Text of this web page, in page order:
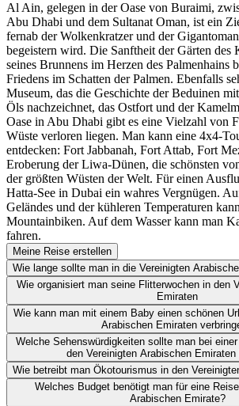
Al Ain, gelegen in der Oase von Buraimi,
Abu Dhabi und dem Sultanat Oman, ist ein
fernab der Wolkenkratzer und der
begeistern wird. Die Sanftheit der Gärten des
seines Brunnens im Herzen des Palmenhains
Friedens im Schatten der Palmen. Ebenfalls
Museum, das die Geschichte der Beduinen
Öls nachzeichnet, das Ostfort und der
Oase in Abu Dhabi gibt es eine Vielzahl von
Wüste verloren liegen. Man kann eine 4x4-
entdecken: Fort Jabbanah, Fort Attab, Fort
Eroberung der Liwa-Dünen, die schönsten
der größten Wüsten der Welt. Für einen
Hatta-See in Dubai ein wahres Vergnügen.
Geländes und der kühleren Temperaturen
Mountainbiken. Auf dem Wasser kann man
fahren.
Meine Reise erstellen
Wie lange sollte man in die Vereinigten
Wie organisiert man seine Flitterwochen in den
Emiraten
Wie kann man mit einem Baby einen schönen
Arabischen Emiraten
Welche Sehenswürdigkeiten sollte man bei
den Vereinigten Arabischen Emiraten
Wie betreibt man Ökotourismus in den
Welches Budget benötigt man für eine
Arabischen Emirate?